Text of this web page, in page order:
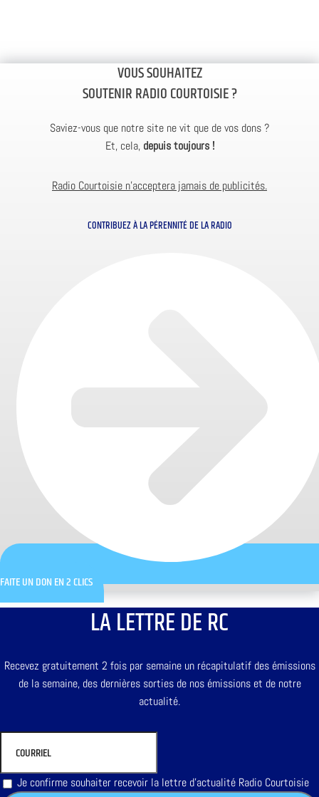
VOUS SOUHAITEZ
SOUTENIR RADIO COURTOISIE ?
Saviez-vous que notre site ne vit que de vos dons ?
Et, cela, depuis toujours !
Radio Courtoisie n’acceptera jamais de publicités.
CONTRIBUEZ À LA PÉRENNITÉ DE LA RADIO
FAITE UN DON EN 2 CLICS
LA LETTRE DE RC
Recevez gratuitement 2 fois par semaine un récapitulatif des émissions
de la semaine, des dernières sorties de nos émissions et de notre
actualité.
Je confirme souhaiter recevoir la lettre d'actualité Radio Courtoisie